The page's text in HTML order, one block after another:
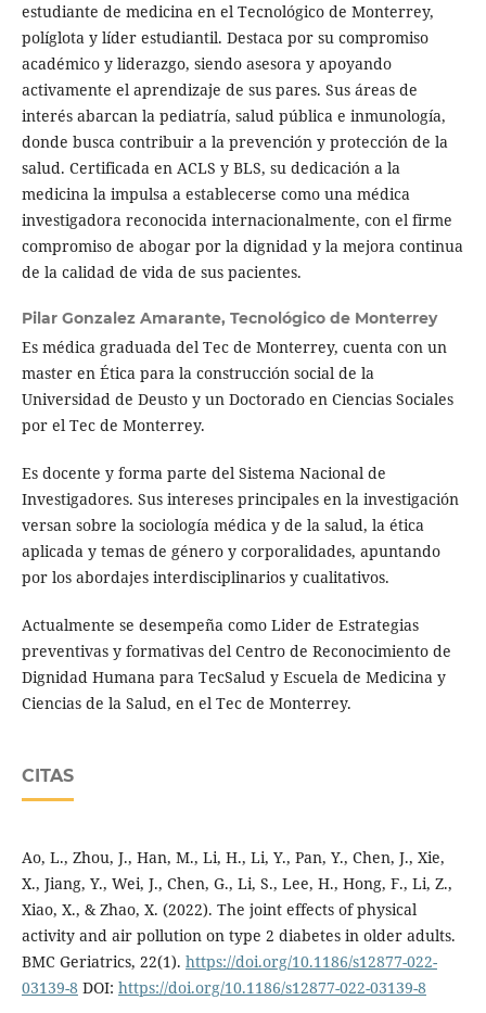
estudiante de medicina en el Tecnológico de Monterrey,
políglota y líder estudiantil. Destaca por su compromiso
académico y liderazgo, siendo asesora y apoyando
activamente el aprendizaje de sus pares. Sus áreas de
interés abarcan la pediatría, salud pública e inmunología,
donde busca contribuir a la prevención y protección de la
salud. Certificada en ACLS y BLS, su dedicación a la
medicina la impulsa a establecerse como una médica
investigadora reconocida internacionalmente, con el firme
compromiso de abogar por la dignidad y la mejora continua
de la calidad de vida de sus pacientes.
Pilar Gonzalez Amarante, Tecnológico de Monterrey
Es médica graduada del Tec de Monterrey, cuenta con un
master en Ética para la construcción social de la
Universidad de Deusto y un Doctorado en Ciencias Sociales
por el Tec de Monterrey.
Es docente y forma parte del Sistema Nacional de
Investigadores. Sus intereses principales en la investigación
versan sobre la sociología médica y de la salud, la ética
aplicada y temas de género y corporalidades, apuntando
por los abordajes interdisciplinarios y cualitativos.
Actualmente se desempeña como Lider de Estrategias
preventivas y formativas del Centro de Reconocimiento de
Dignidad Humana para TecSalud y Escuela de Medicina y
Ciencias de la Salud, en el Tec de Monterrey.
CITAS
Ao, L., Zhou, J., Han, M., Li, H., Li, Y., Pan, Y., Chen, J., Xie,
X., Jiang, Y., Wei, J., Chen, G., Li, S., Lee, H., Hong, F., Li, Z.,
Xiao, X., & Zhao, X. (2022). The joint effects of physical
activity and air pollution on type 2 diabetes in older adults.
BMC Geriatrics, 22(1). https://doi.org/10.1186/s12877-022-
03139-8 DOI: https://doi.org/10.1186/s12877-022-03139-8